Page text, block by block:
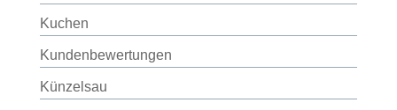
Kuchen
Kundenbewertungen
Künzelsau